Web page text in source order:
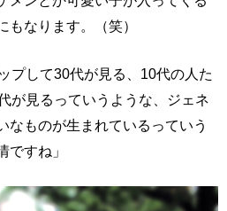
もなります。（笑）
プして30代が見る、10代の人た
が見るっていうような、ジェネ
なものが生まれているっていう
ですね」